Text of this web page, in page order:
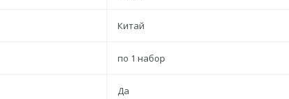
Китай
по 1 набор
Да